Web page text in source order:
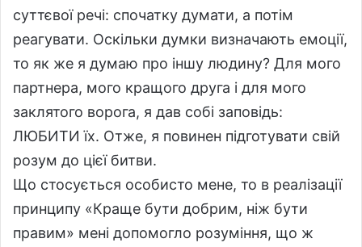
суттєвої речі: спочатку думати, а потім
реагувати. Оскільки думки визначають емоції,
то як же я думаю про іншу людину? Для мого
партнера, мого кращого друга і для мого
заклятого ворога, я дав собі заповідь:
ЛЮБИТИ їх. Отже, я повинен підготувати свій
розум до цієї битви.
Що стосується особисто мене, то в реалізації
принципу «Краще бути добрим, ніж бути
правим» мені допомогло розуміння, що ж